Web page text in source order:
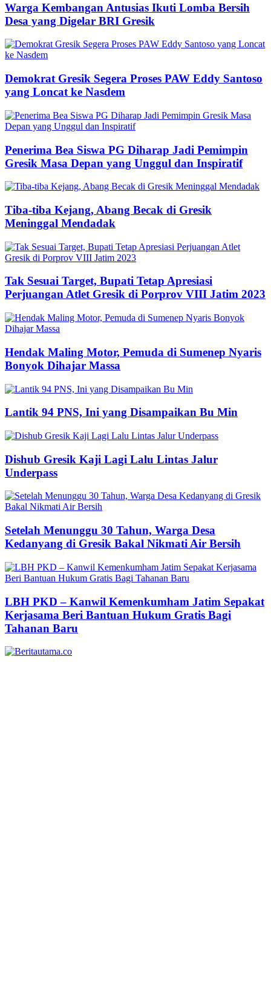
Warga Kembangan Antusias Ikuti Lomba Bersih
Desa yang Digelar BRI Gresik
Demokrat Gresik Segera Proses PAW Eddy Santoso
yang Loncat ke Nasdem
Penerima Bea Siswa PG Diharap Jadi Pemimpin
Gresik Masa Depan yang Unggul dan Inspiratif
Tiba-tiba Kejang, Abang Becak di Gresik
Meninggal Mendadak
Tak Sesuai Target, Bupati Tetap Apresiasi
Perjuangan Atlet Gresik di Porprov VIII Jatim 2023
Hendak Maling Motor, Pemuda di Sumenep Nyaris
Bonyok Dihajar Massa
Lantik 94 PNS, Ini yang Disampaikan Bu Min
Dishub Gresik Kaji Lagi Lalu Lintas Jalur
Underpass
Setelah Menunggu 30 Tahun, Warga Desa
Kedanyang di Gresik Bakal Nikmati Air Bersih
LBH PKD – Kanwil Kemenkumham Jatim Sepakat
Kerjasama Beri Bantuan Hukum Gratis Bagi
Tahanan Baru